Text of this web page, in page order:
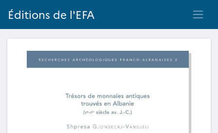
Éditions de l'EFA